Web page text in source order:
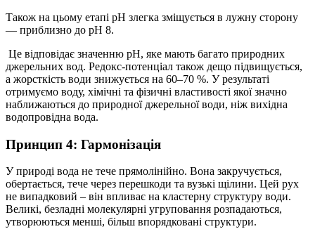
Також на цьому етапі рН злегка зміщується в лужну сторону
— приблизно до рН 8.
Це відповідає значенню pH, яке мають багато природних
джерельних вод. Редокс-потенціал також дещо підвищується,
а жорсткість води знижується на 60–70 %. У результаті
отримуємо воду, хімічні та фізичні властивості якої значно
наближаються до природної джерельної води, ніж вихідна
водопровідна вода.
Принцип 4: Гармонізація
У природі вода не тече прямолінійно. Вона закручується,
обертається, тече через перешкоди та вузькі щілини. Цей рух
не випадковий – він впливає на кластерну структуру води.
Великі, безладні молекулярні угруповання розпадаються,
утворюються менші, більш впорядковані структури.